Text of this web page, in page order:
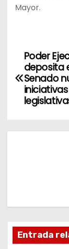
Mayor.
N
a
g
n
Poder
deposita
Senado
iniciativas
Entrada